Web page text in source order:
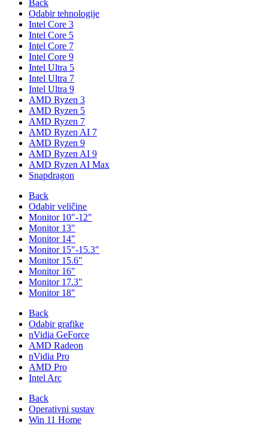
Back
Odabir tehnologije
Intel Core 3
Intel Core 5
Intel Core 7
Intel Core 9
Intel Ultra 5
Intel Ultra 7
Intel Ultra 9
AMD Ryzen 3
AMD Ryzen 5
AMD Ryzen 7
AMD Ryzen AI 7
AMD Ryzen 9
AMD Ryzen AI 9
AMD Ryzen AI Max
Snapdragon
Back
Odabir veličine
Monitor 10"-12"
Monitor 13"
Monitor 14"
Monitor 15"-15.3"
Monitor 15.6"
Monitor 16"
Monitor 17.3"
Monitor 18"
Back
Odabir grafike
nVidia GeForce
AMD Radeon
nVidia Pro
AMD Pro
Intel Arc
Back
Operativni sustav
Win 11 Home